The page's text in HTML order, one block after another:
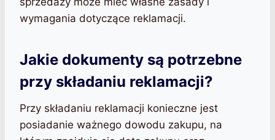
wymagania dotyczące reklamacji.
Jakie dokumenty są potrzebne
przy składaniu reklamacji?
Przy składaniu reklamacji konieczne jest
posiadanie ważnego dowodu zakupu, na